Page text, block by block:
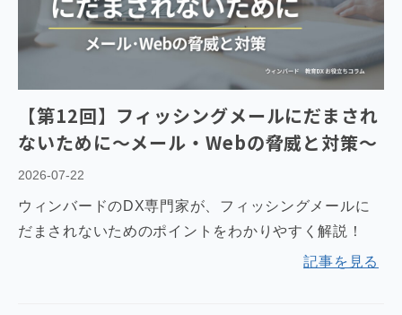
【第12回】フィッシングメールにだまされ
ないために～メール・Webの脅威と対策～
2026-07-22
ウィンバードのDX専門家が、フィッシングメールに
だまされないためのポイントをわかりやすく解説！
記事を見る